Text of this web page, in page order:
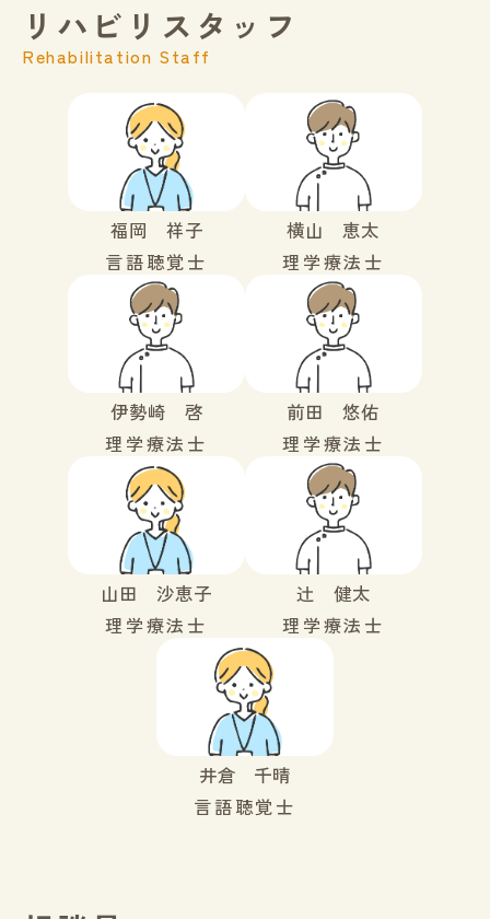
リハビリスタッフ
Rehabilitation Staff
福岡 祥子
言語聴覚士
横山 恵太
理学療法士
伊勢崎 啓
理学療法士
前田 悠佑
理学療法士
山田 沙恵子
理学療法士
辻 健太
理学療法士
井倉 千晴
言語聴覚士